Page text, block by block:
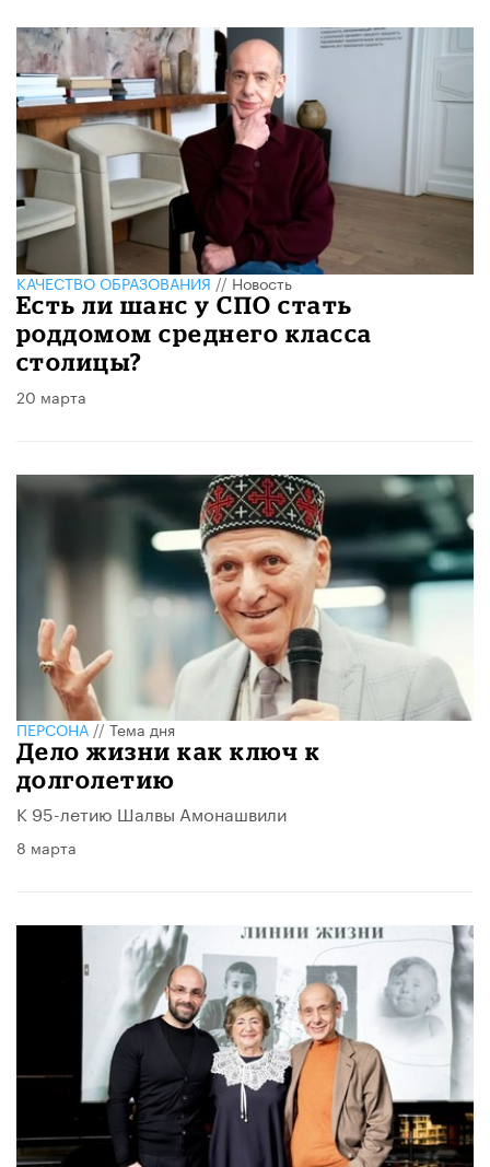
КАЧЕСТВО ОБРАЗОВАНИЯ//Новость
Есть ли шанс у СПО стать
роддомом среднего класса
столицы?
20 марта
ПЕРСОНА//Тема дня
Дело жизни как ключ к
долголетию
К 95-летию Шалвы Амонашвили
8 марта